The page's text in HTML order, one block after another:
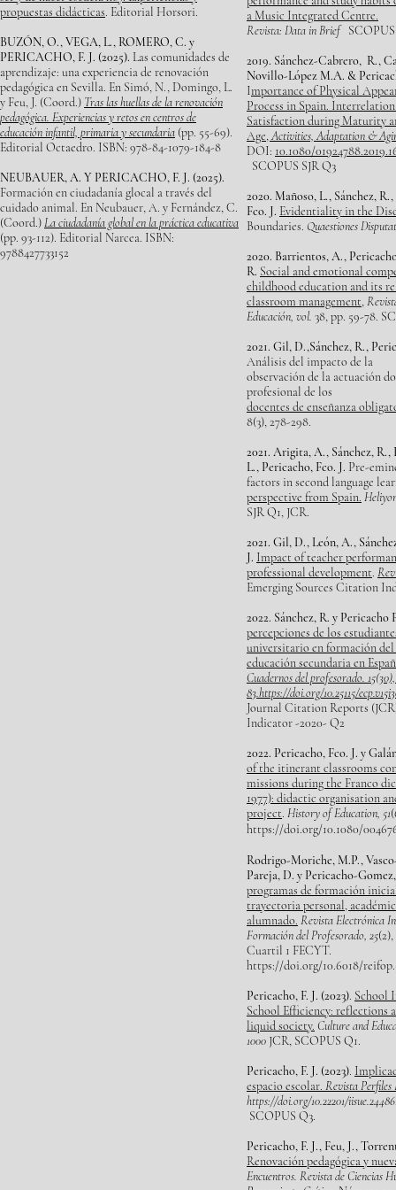
propuestas didácticas. Editorial Horsori.
BUZÓN, O., VEGA, L., ROMERO, C. y
PERICACHO, F. J. (2025). Las comunidades de
aprendizaje: una experiencia de renovación
pedagógica en Sevilla. En Simó, N., Domingo, L.
y Feu, J. (Coord.) Tras las huellas de la renovación
pedagógica. Experiencias y retos en centros de
educación infantil, primaria y secundaria (pp. 55-69).
Editorial Octaedro. ISBN: 978-84-1079-184-8
NEUBAUER, A. Y PERICACHO, F. J. (2025).
Formación en ciudadanía glocal a través del
cuidado animal. En Neubauer, A. y Fernández, C.
(Coord.)La ciudadanía global en la práctica educativa
(pp. 93-112). Editorial Narcea. ISBN:
9788427733152
a Music Integrated Centre.
Revista: Data in Brief
2019. Sánchez-Cabrero, R.,
Novillo-López M.A. &
Importance of Physical
Process in Spain.
Satisfaction during Maturity
Age,Activities, Adaptation &
DOI: 10.1080/
SCOPUS SJR Q3
2020. Mañoso, L., Sánchez,
Fco. J. Evidentiality in the
Boundaries. Quaestiones
2020. Barrientos, A.,
R. Social and emotional
childhood education and its
classroom management,
Educación, vol. 38, pp. 59-78.
2021. Gil, D.,Sánchez, R.,
Análisis del impacto de la
observación de la actuación
profesional de los
docentes de enseñanza
8(3), 278-298.
2021. Arigita, A., Sánchez,
L., Pericacho, Fco. J. Pre-
factors in second language
perspective from Spain.
SJR Q1, JCR.
2021. Gil, D., León, A.,
J. Impact of teacher
professional development.
Emerging Sources Citation
2022. Sánchez, R. y Pericacho
percepciones de los
universitario en formación del
educación secundaria en
Cuadernos del profesorado. 15(30),
83.https://doi.org/10.25115/
Journal Citation Reports
Indicator -2020- Q2
2022. Pericacho, Fco. J. y
of the itinerant classrooms
missions during the Franco
1977): didactic organisation
project. History of Education, 51
https://doi.org/10.1080/
Rodrigo-Moriche, M.P.,
Pareja, D. y Pericacho-
programas de formación
trayectoria personal,
alumnado. Revista Electrónica
Formación del Profesorado, 25
Cuartil 1 FECYT.
https://doi.org/10.6018/
Pericacho, F. J. (2023). School
School Efficiency: reflections
liquid society. Culture and
1000 JCR, SCOPUS Q1.
Pericacho, F. J. (2023).
espacio escolar. Revista Perfiles
https://doi.org/10.22201/
SCOPUS Q3.
Pericacho, F. J., Feu, J.,
Renovación pedagógica y
Encuentros. Revista de Ciencias